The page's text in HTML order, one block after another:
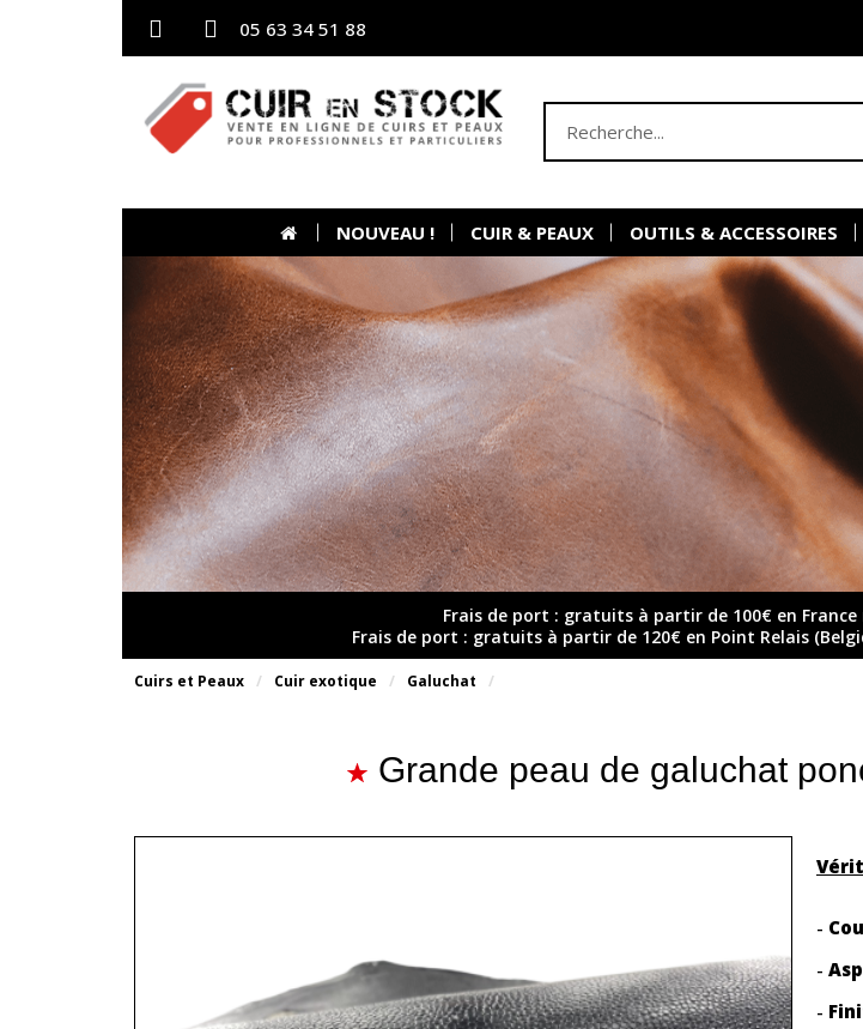
05 63 34 51 88
NOUVEAU ! CUIR & PEAUX OUTILS & ACCESSOIRES
Frais de port : gratuits à partir de 100€ en
Frais de port : gratuits à partir de 120€ en Point Relais
Cuirs et Peaux Cuir exotique Galuchat
Grande peau de galuchat
-
-
-